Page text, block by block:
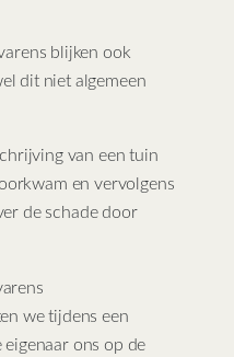
blijken ook
dit niet algemeen
van een tuin
en vervolgens
de schade door
we tijdens een
ons op de